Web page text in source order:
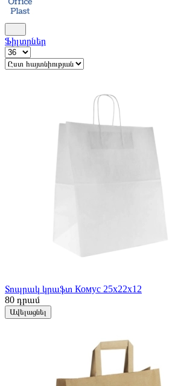
Ֆիլտրներ
Տոպրակ կրաֆտ Комус 25x22x12
80 դրամ
Ավելացնել